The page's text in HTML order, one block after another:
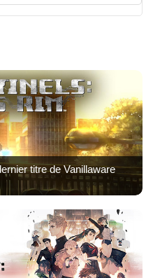
titre de Vanillaware